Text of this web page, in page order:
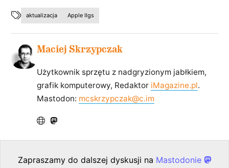
aktualizacja Apple IIgs
Maciej Skrzypczak
Użytkownik sprzętu z nadgryzionym jabłkiem,
grafik komputerowy, Redaktor iMagazine.pl.
Mastodon: mcskrzypczak@c.im
Zapraszamy do dalszej dyskusji na Mastodonie